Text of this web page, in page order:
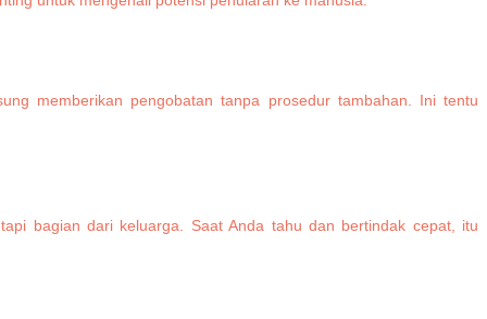
memberikan pengobatan tanpa prosedur tambahan. Ini tentu
bagian dari keluarga. Saat Anda tahu dan bertindak cepat, itu